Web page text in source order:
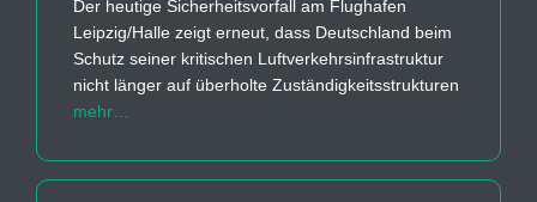
Der heutige Sicherheitsvorfall am Flughafen
Leipzig/Halle zeigt erneut, dass Deutschland beim
Schutz seiner kritischen Luftverkehrsinfrastruktur
nicht länger auf überholte Zuständigkeitsstrukturen
mehr…